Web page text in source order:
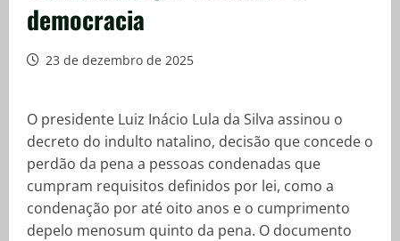
democracia
23 de dezembro de 2025
O presidente Luiz Inácio Lula da Silva assinou o
decreto do indulto natalino, decisão que concede o
perdão da pena a pessoas condenadas que
cumpram requisitos definidos por lei, como a
condenação por até oito anos e o cumprimento
depelo menosum quinto da pena. O documento